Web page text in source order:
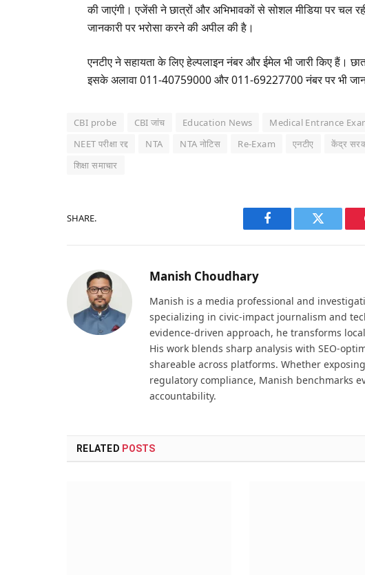
की जाएंगी। एजेंसी ने छात्रों और अभिभावकों से सोशल मीडिया पर
जानकारी पर भरोसा करने की अपील की है।
एनटीए ने सहायता के लिए हेल्पलाइन नंबर और ईमेल भी जारी किए हैं।
इसके अलावा 011-40759000 और 011-69227700 नंबर पर भी
CBI probe CBI जांच Education News Medical Entrance
NEET परीक्षा रद्द
NTA NTA नोटिस Re-Exam एनटीए केंद्र
शिक्षा समाचार
SHARE.
Facebook Twitter
Manish Choudhary
Manish is a media professional and
specializing in civic-impact journalism and
evidence-driven approach, he transforms
His work blends sharp analysis with SEO-
shareable across platforms. Whether
regulatory compliance, Manish benchmarks
accountability.
RELATED POSTS